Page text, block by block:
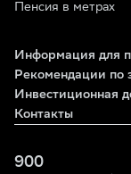
Пенсия в метрах
Информация для
Рекомендации по
Инвестиционная
Контакты
900